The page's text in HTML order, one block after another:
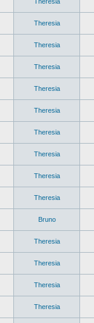
Theresia
Theresia
Theresia
Theresia
Theresia
Theresia
Theresia
Theresia
Theresia
Bruno
Theresia
Theresia
Theresia
Theresia